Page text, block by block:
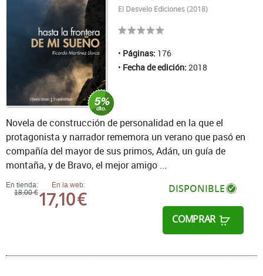
El Desvelo Ediciones (2018)
Páginas: 176
Fecha de edición: 2018
En tienda:
18,00 €
En la web:
17,10 € DISPONIBLE
COMPRAR
Novela de construcción de personalidad en la que el
protagonista y narrador rememora un verano que pasó en
compañía del mayor de sus primos, Adán, un guía de
montaña, y de Bravo, el mejor amigo ...